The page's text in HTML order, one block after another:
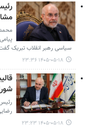
سیاسی رهبر انقلاب تبریک
۱۴۰۵-۰۵-۱۸ ۲۳:۳۶
۱۴۰۵-۰۵-۱۸ ۲۳:۲۳